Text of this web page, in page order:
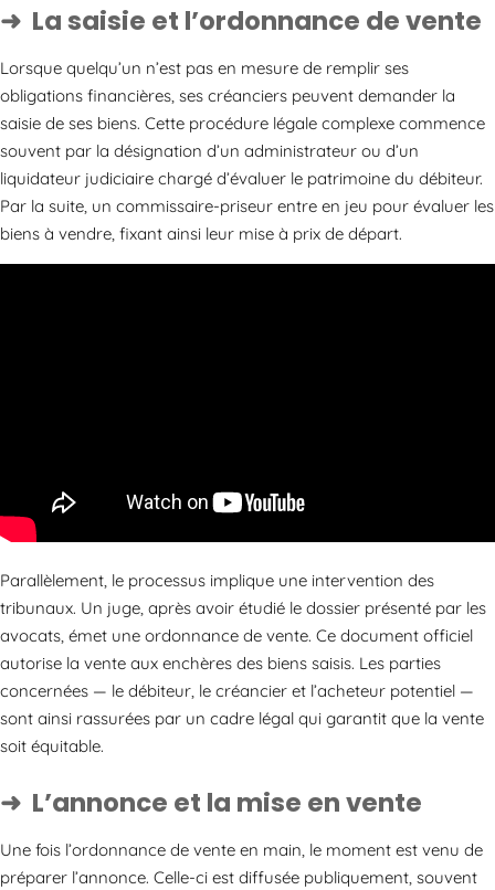
La saisie et l’ordonnance de vente
Lorsque quelqu’un n’est pas en mesure de remplir ses
obligations financières, ses créanciers peuvent demander la
saisie de ses biens. Cette procédure légale complexe commence
souvent par la désignation d’un administrateur ou d’un
liquidateur judiciaire chargé d’évaluer le patrimoine du débiteur.
Par la suite, un commissaire-priseur entre en jeu pour évaluer les
biens à vendre, fixant ainsi leur mise à prix de départ.
Parallèlement, le processus implique une intervention des
tribunaux. Un juge, après avoir étudié le dossier présenté par les
avocats, émet une ordonnance de vente. Ce document officiel
autorise la vente aux enchères des biens saisis. Les parties
concernées — le débiteur, le créancier et l’acheteur potentiel —
sont ainsi rassurées par un cadre légal qui garantit que la vente
soit équitable.
L’annonce et la mise en vente
Une fois l’ordonnance de vente en main, le moment est venu de
préparer l’annonce. Celle-ci est diffusée publiquement, souvent